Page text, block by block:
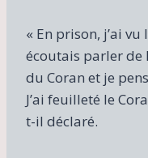
« En prison, j’ai
écoutais parler
du Coran et je
J’ai feuilleté le
t-il déclaré.